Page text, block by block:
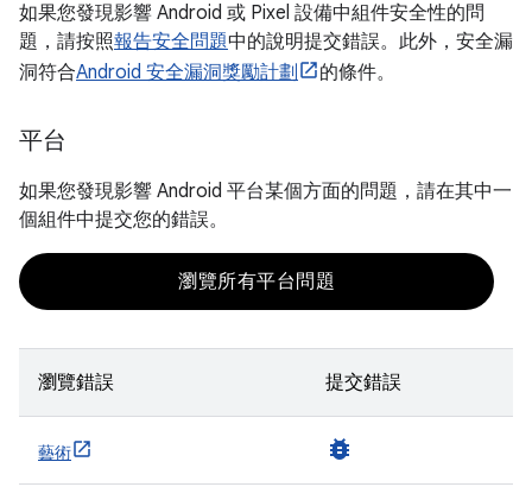
如果您發現影響 Android 或 Pixel 設備中組件安全性的問
題，請按照報告安全問題中的說明提交錯誤。此外，安全漏
洞符合Android 安全漏洞獎勵計劃 的條件。
平台
如果您發現影響 Android 平台某個方面的問題，請在其中一
個組件中提交您的錯誤。
瀏覽所有平台問題
瀏覽錯誤 提交錯誤
藝術 bug_report